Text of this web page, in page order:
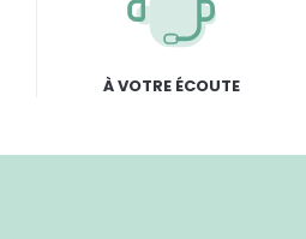
À VOTRE ÉCOUTE